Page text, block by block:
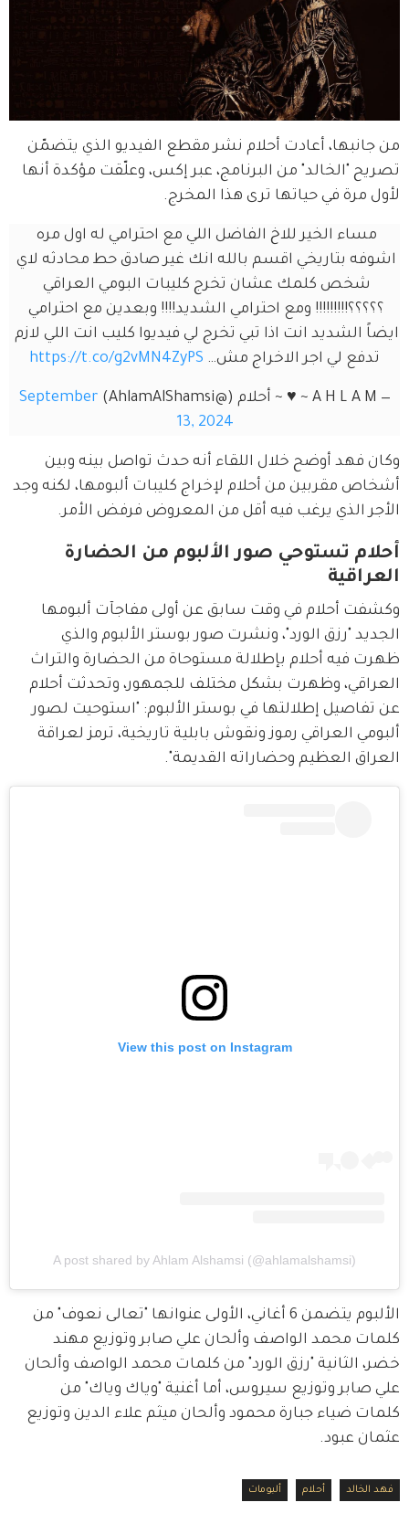
من جانبها، أعادت أحلام نشر مقطع الفيديو الذي يتضمّن
تصريح "الخالد" من البرنامج، عبر إكس، وعلّقت مؤكدة أنها
لأول مرة في حياتها ترى هذا المخرج.
مساء الخير للاخ الفاضل اللي مع احترامي له اول مره
اشوفه بتاريخي اقسم بالله انك غير صادق حط محادثه لاي
شخص كلمك عشان تخرج كليبات البومي العراقي
؟؟؟؟؟!!!!!!!!! ومع احترامي الشديد!!!! وبعدين مع احترامي
ايضاً الشديد انت اذا تبي تخرج لي فيديوا كليب انت اللي لازم
تدفع لي اجر الاخراج مش… https://t.co/g2vMN4ZyPS
— A H L A M ~ ♥️ ~ أحلام (@AhlamAlShamsi)
September
13, 2024
وكان فهد أوضح خلال اللقاء أنه حدث تواصل بينه وبين
أشخاص مقربين من أحلام لإخراج كليبات ألبومها، لكنه وجد
الأجر الذي يرغب فيه أقل من المعروض فرفض الأمر.
أحلام تستوحي صور الألبوم من الحضارة
العراقية
وكشفت أحلام في وقت سابق عن أولى مفاجآت ألبومها
الجديد "رزق الورد"، ونشرت صور بوستر الألبوم والذي
ظهرت فيه أحلام بإطلالة مستوحاة من الحضارة والتراث
العراقي، وظهرت بشكل مختلف للجمهور، وتحدثت أحلام
عن تفاصيل إطلالتها في بوستر الألبوم: "استوحيت لصور
ألبومي العراقي رموز ونقوش بابلية تاريخية، ترمز لعراقة
العراق العظيم وحضاراته القديمة".
View this post on Instagram
A post shared by Ahlam Alshamsi (@ahlamalshamsi)
الألبوم يتضمن 6 أغاني، الأولى عنوانها "تعالى نعوف" من
كلمات محمد الواصف وألحان علي صابر وتوزيع مهند
خضر، الثانية "رزق الورد" من كلمات محمد الواصف وألحان
علي صابر وتوزيع سيروس، أما أغنية "وياك وياك" من
كلمات ضياء جبارة محمود وألحان ميثم علاء الدين وتوزيع
عثمان عبود.
فهد الخالد أحلام ألبومات